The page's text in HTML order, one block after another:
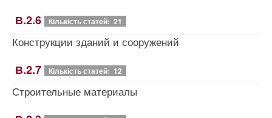
В.2.6 Кількість статей: 21
Конструкции зданий и сооружений
В.2.7 Кількість статей: 12
Строительные материалы